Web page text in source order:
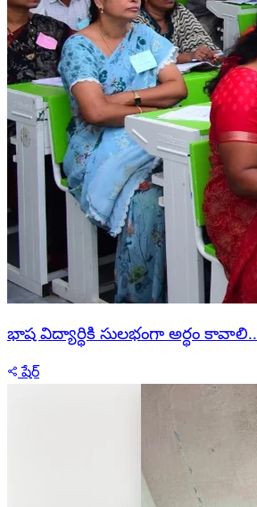
భాష విద్యార్థికి సులభంగా అర్థం కావాలి..
షేర్